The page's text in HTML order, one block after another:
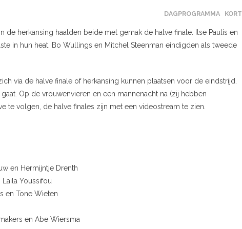
DAGPROGRAMMA KORT
herkansing haalden beide met gemak de halve finale. Ilse Paulis en
in hun heat. Bo Wullings en Mitchel Steenman eindigden als tweede
via de halve finale of herkansing kunnen plaatsen voor de eindstrijd.
Op de vrouwenvieren en een mannenacht na (zij hebben
te volgen, de halve finales zijn met een videostream te zien.
en Hermijntje Drenth
Youssifou
en Tone Wieten
en Abe Wiersma